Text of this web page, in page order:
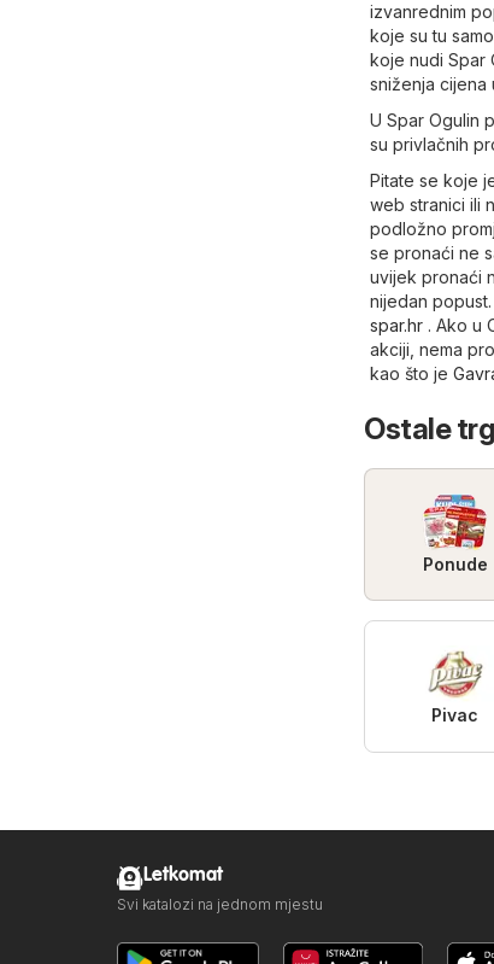
izvanrednim
koje su tu
koje nudi Spar
sniženja cijena
U Spar Ogulin
su privlačnih
Pitate se koje
web stranici ili
podložno
se pronaći ne
uvijek pronaći
nijedan
spar.hr . Ako u
akciji, nema
kao što je
Ostale
Ponude
Pivac
Letkomat
Svi katalozi na jednom mjestu